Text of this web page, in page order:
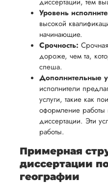
вам
в своей
работе
помочь
вам
пройти
работы.
осуществлять
процесс
возврата
способом,
удобным
для вас,
разумные
сроки
после
утверждения
запроса
на
возврат.
учесть
все
аспекты
работы.
Уровень
высокой
начинающие.
Срочность:
дороже, чем та,
спеша.
Дополнительные
исполнители
услуги, такие как
оформление
диссертации. Эти
работы.
Примерная
диссертации
географии